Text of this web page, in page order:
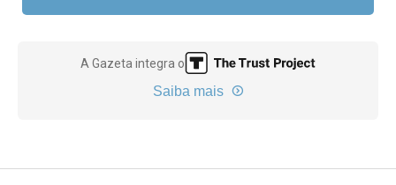
A Gazeta integra o
Saiba mais